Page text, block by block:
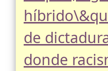
de
donde